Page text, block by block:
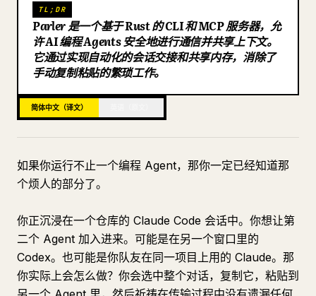
博客
TL;DR
Parler 是一个基于 Rust 的 CLI 和 MCP 服务器，允
许 AI 编程 Agents 安全地进行通信并共享上下文。
它通过实现自动化的会话交接和共享内存，消除了
手动复制粘贴的繁琐工作。
简体中文（译文）
如果你运行不止一个编程 Agent，那你一定已经知道那
个烦人的部分了。
你正沉浸在一个仓库的 Claude Code 会话中。你想让第
二个 Agent 加入进来。可能是在另一个窗口里的
Codex。也可能是你队友在同一项目上用的 Claude。那
你实际上会怎么做？你会选中整个对话，复制它，粘贴到